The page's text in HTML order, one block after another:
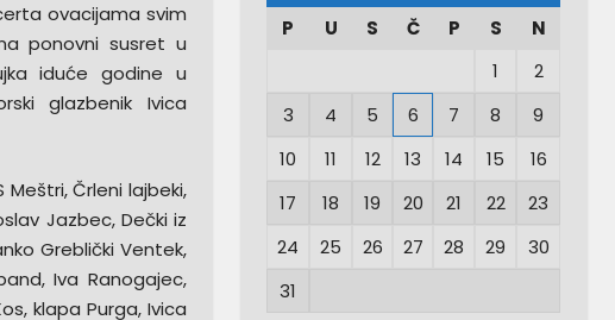
ovacijama svim
ponovni susret u
iduće godine u
glazbenik Ivica
Meštri, Črleni lajbeki,
Jazbec, Dečki iz
Greblički Ventek,
Iva Ranogajec,
klapa Purga, Ivica
P
U S Č P S
N
1
2
3
4 5 6 7 8
9
10
11 12 13 14 15
16
17
18 19 20 21 22
23
24
25 26 27 28 29
30
31